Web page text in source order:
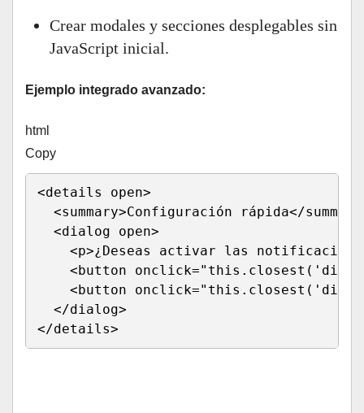
Crear modales y secciones desplegables sin
JavaScript inicial.
Ejemplo integrado avanzado:
html
Copy
<details open>
<summary>Configuración rápida</summary
<dialog open>
<p>¿Deseas activar las
<button onclick=" this . closest (
<button onclick=" this . closest (
</dialog>
</details>